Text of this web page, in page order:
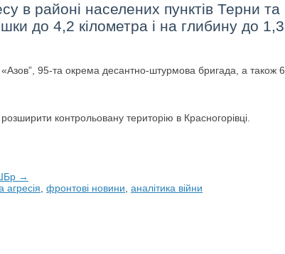
в районі населених пунктів Терни та
до 4,2 кілометра і на глибину до 1,3
95-та окрема десантно-штурмова бригада, а також
контрольовану територію в Красногорівці.
→
агресія, фронтові новини, аналітика війни